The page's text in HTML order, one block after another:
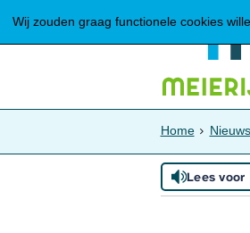
Wij zouden graag functionele cookies
Home Nieuws
Lees voor